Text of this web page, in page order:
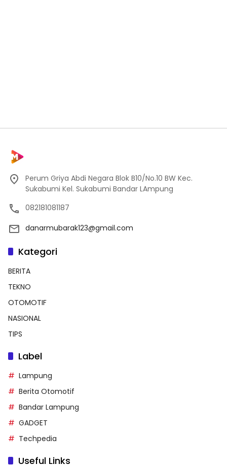
Perum Griya Abdi Negara Blok B10/No.10 BW Kec.
Sukabumi Kel. Sukabumi Bandar LAmpung
082181081187
danarmubarak123@gmail.com
Kategori
BERITA
TEKNO
OTOMOTIF
NASIONAL
TIPS
Label
Lampung
Berita Otomotif
Bandar Lampung
GADGET
Techpedia
Useful Links